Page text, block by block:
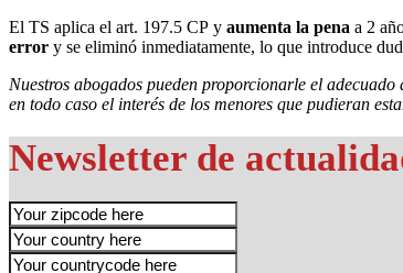
El TS aplica el art. 197.5 CP y aumenta la pena a 2
error y se eliminó inmediatamente, lo que introduce
Nuestros abogados pueden proporcionarle el
en todo caso el interés de los menores que pudieran
Newsletter de